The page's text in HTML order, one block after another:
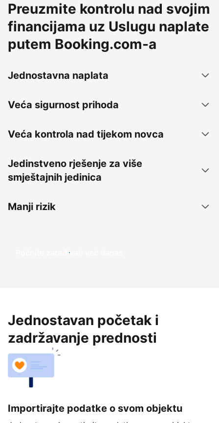
Preuzmite kontrolu nad svojim
financijama uz Uslugu naplate
putem Booking.com-a
Jednostavna naplata
Veća sigurnost prihoda
Veća kontrola nad tijekom novca
Jedinstveno rješenje za više
smještajnih jedinica
Manji rizik
Počnite zarađivati već ​​danas
Jednostavan početak i
zadržavanje prednosti
Importirajte podatke o svom objektu